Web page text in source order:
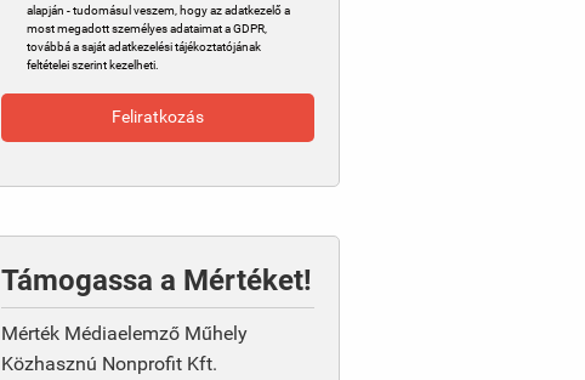
alapján - tudomásul veszem, hogy az adatkezelő a
most megadott személyes adataimat a GDPR,
továbbá a saját adatkezelési tájékoztatójának
feltételei szerint kezelheti.
Támogassa a Mértéket!
Mérték Médiaelemző Műhely
Közhasznú Nonprofit Kft.